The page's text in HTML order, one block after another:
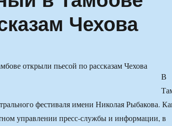
Чехова
В
фестиваля имени Николая Рыбакова.
управлении пресс-службы и информации, в